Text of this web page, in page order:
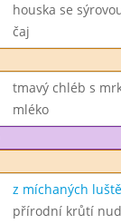
houska se
čaj
tmavý chléb s
mléko
z míchaných
přírodní krůtí